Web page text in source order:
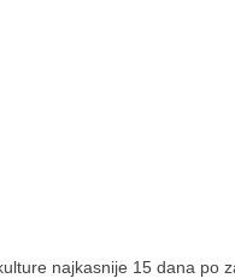
najkasnije 15 dana po